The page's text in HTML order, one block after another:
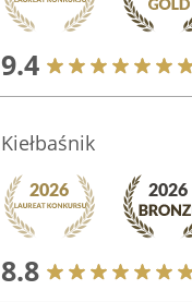
9.4
Kiełbaśnik
8.8